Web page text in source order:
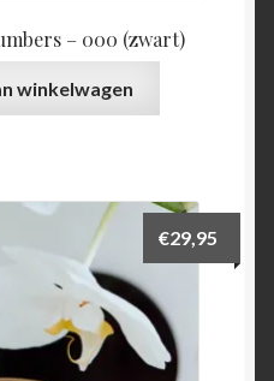
– 000 (zwart)
winkelwagen
€29,95